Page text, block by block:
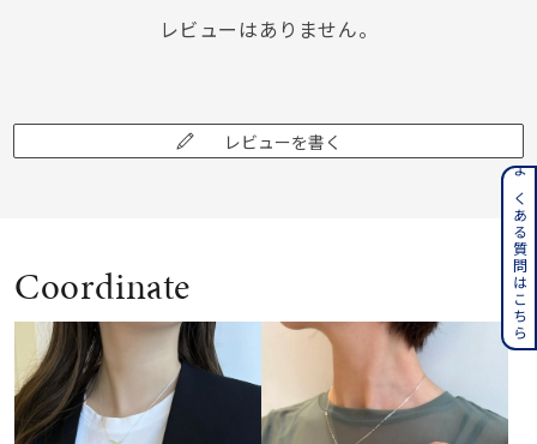
レビューはありません。
レビューを書く
Coordinate よくある質問はこちら